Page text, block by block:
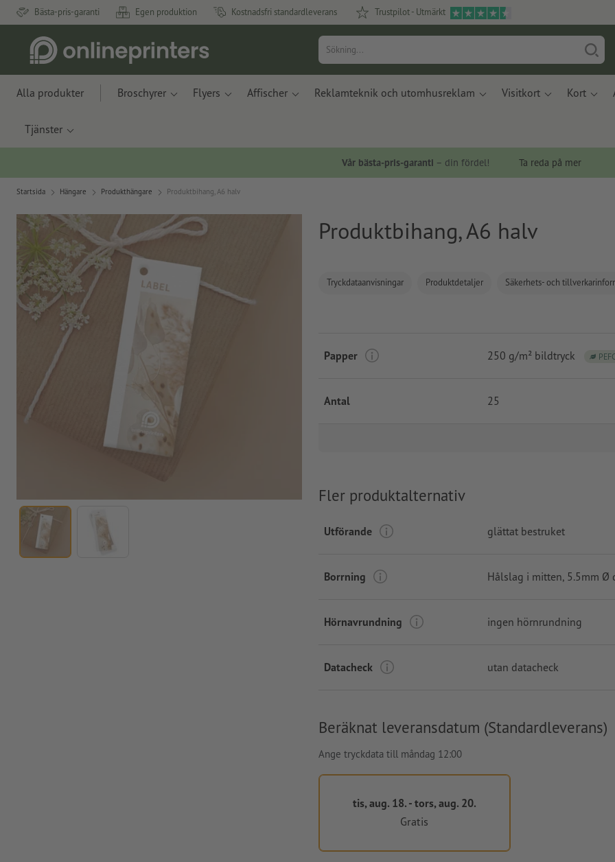
Bästa-pris-garanti Egen produktion Kostnadsfri standardleverans Trustpilot - Utmärkt
Alla produkter Broschyrer Flyers Affischer Reklamteknik och utomhusreklam Visitkort Kort
Tjänster
Vår bästa-pris-garanti – din fördel! Ta reda på mer
Startsida Hängare Produkthängare Produktbihang, A6 halv
Produktbihang, A6 halv
Tryckdataanvisningar Produktdetaljer Säkerhets- och
Papper 250 g/m² bildtryck PEFC
Antal 25
Fler produktalternativ
Utförande glättat bestruket
Borrning Hålslag i mitten, 5.5mm Ø
Hörnavrundning ingen hörnrundning
Datacheck utan datacheck
Beräknat leveransdatum (Standardleverans)
Ange tryckdata till måndag 12:00
tis, aug. 18. - tors, aug. 20.
Gratis